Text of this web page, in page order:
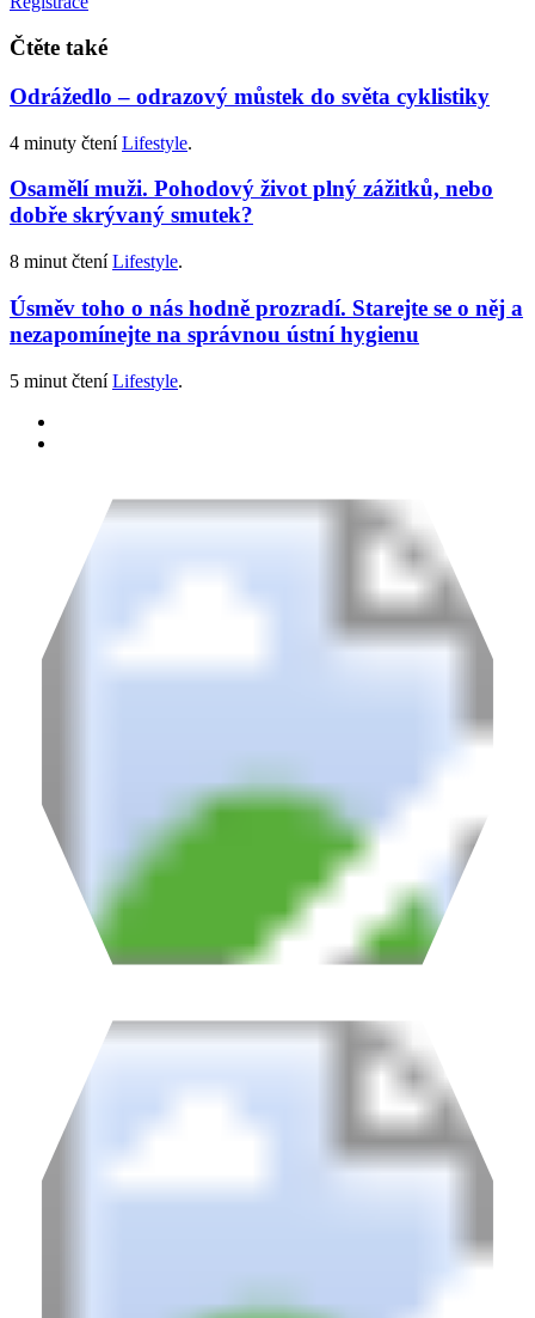
Čtěte také
Odrážedlo – odrazový můstek do světa cyklistiky
4 minuty čtení Lifestyle.
Osamělí muži. Pohodový život plný zážitků, nebo
dobře skrývaný smutek?
8 minut čtení Lifestyle.
Úsměv toho o nás hodně prozradí. Starejte se o něj a
nezapomínejte na správnou ústní hygienu
5 minut čtení Lifestyle.